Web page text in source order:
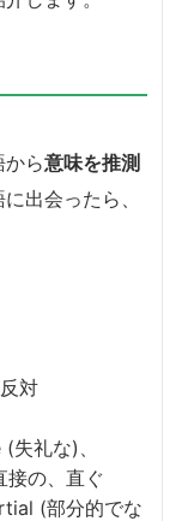
ら意味を推測
出会ったら、
対
失礼な)、
の、直ぐ
(部分的でな